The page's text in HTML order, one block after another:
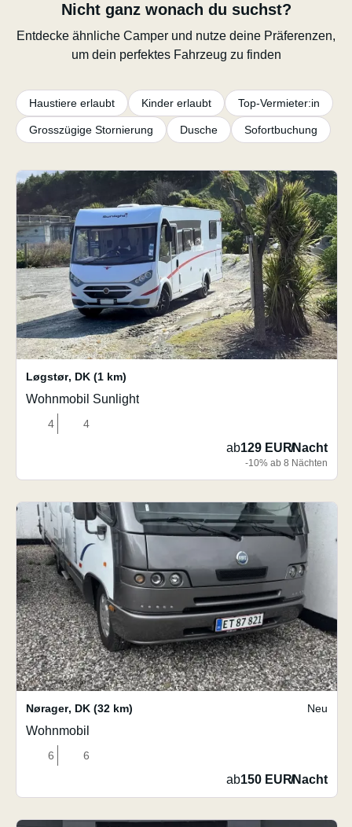
Nicht ganz wonach du suchst?
Entdecke ähnliche Camper und nutze deine Präferenzen,
um dein perfektes Fahrzeug zu finden
Haustiere erlaubt Kinder erlaubt Top-Vermieter:in
Grosszügige Stornierung Dusche Sofortbuchung
Løgstør, DK (1 km)
Wohnmobil Sunlight
4 4
ab129 EUR/Nacht
-10% ab 8 Nächten
Nørager, DK (32 km) Neu
Wohnmobil
6 6
ab150 EUR/Nacht